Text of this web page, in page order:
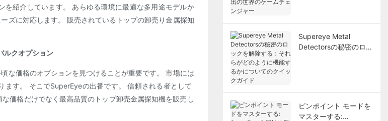
を紹介しています。 あらゆる環境に最適な多用途モデルか
ズに対応します。 販売されているトップの卸売り金属探知
ルクオプション
な価格のオプションを見つけることが重要です。 市場には
す。 そこでSuperEyeの出番です。 信頼される者として
価格だけでなく最高品質のトップ卸売金属探知機を販売し
Supereye Metal
Detectorsの秘密のロッ
ピンポイント モードを
マスターする: